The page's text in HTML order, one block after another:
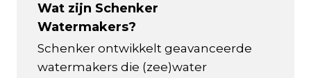
Wat zijn Schenker
Watermakers?
Schenker ontwikkelt geavanceerde
watermakers die (zee)water